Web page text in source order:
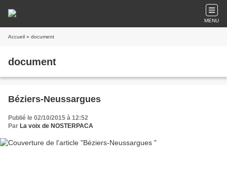
MENU
Accueil » document
document
Béziers-Neussargues
Publié le 02/10/2015 à 12:52
Par La voix de NOSTERPACA